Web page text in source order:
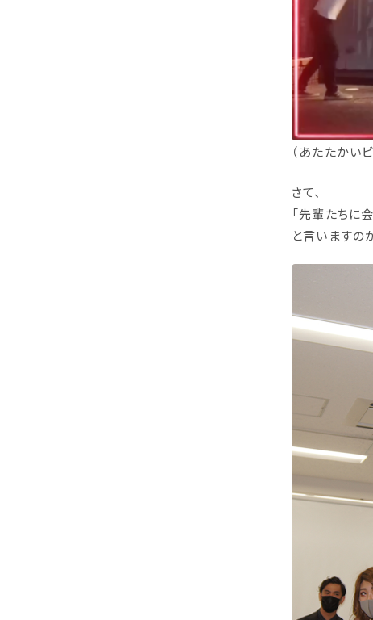
（あたたかい
さて、
「先輩たちに
と言いますのが